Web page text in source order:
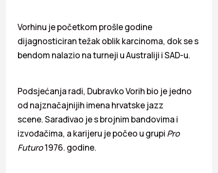
Vorhinu je početkom prošle godine
dijagnosticiran težak oblik karcinoma, dok se s
bendom nalazio na turneji u Australiji i SAD-u.
Podsjećanja radi, Dubravko Vorih bio je jedno
od najznačajnijih imena hrvatske jazz
scene. Sarađivao je s brojnim bandovima i
izvođačima, a karijeru je počeo u grupi Pro
Futuro1976. godine.